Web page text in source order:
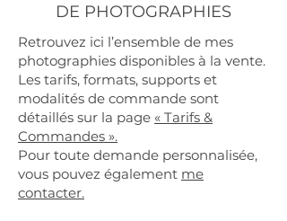
DE PHOTOGRAPHIES
Retrouvez ici l’ensemble de mes
photographies disponibles à la vente.
Les tarifs, formats, supports et
modalités de commande sont
détaillés sur la page « Tarifs &
Commandes ».
Pour toute demande personnalisée,
vous pouvez également me
contacter.